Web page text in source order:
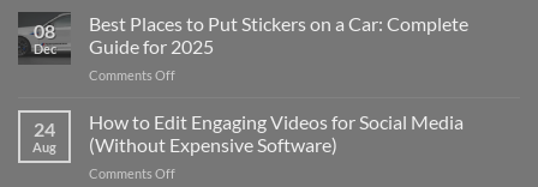
08
Dec
Best Places to Put Stickers on a Car: Complete
Guide for 2025
Comments Offon
Places
to
Put
Stickers
24
Aug
How to Edit Engaging Videos for Social Media
(Without Expensive Software)
Comments Offon